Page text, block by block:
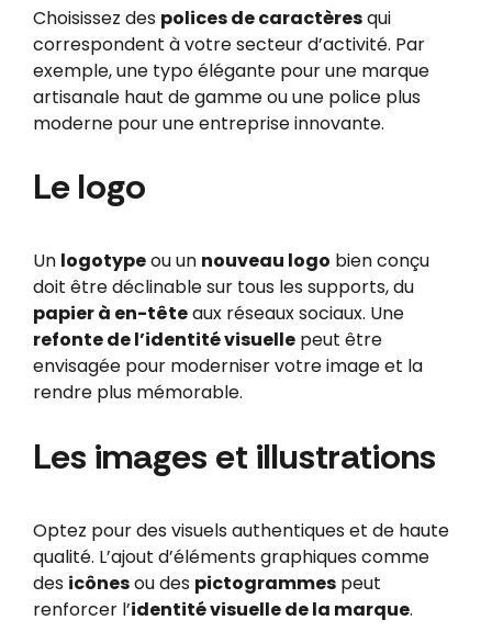
Choisissez des polices de caractèresqui
correspondent à votre secteur d’activité. Par
exemple, une typo élégante pour une marque
artisanale haut de gamme ou une police plus
moderne pour une entreprise innovante.
Le logo
Un logotypeou un nouveau logo bien conçu
doit être déclinable sur tous les supports, du
papier à en-têteaux réseaux sociaux. Une
refonte de l’identité visuellepeut être
envisagée pour moderniser votre image et la
rendre plus mémorable.
Les images et illustrations
Optez pour des visuels authentiques et de haute
qualité. L’ajout d’éléments graphiques comme
des icônesou des pictogrammespeut
renforcer l’identité visuelle de la marque.